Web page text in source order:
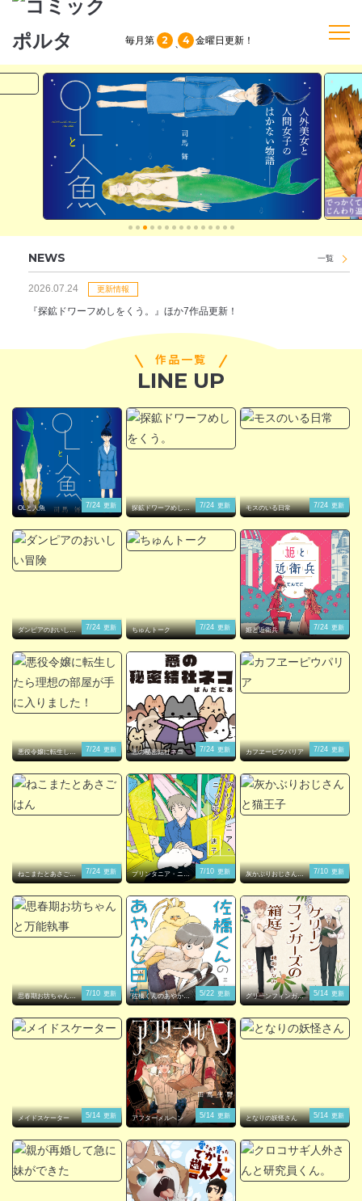
毎月第 2 4 金曜日 更新！
TOP
作品一覧
単行本
NEWS
お問い合わせ
NEWS
2026.07.24 更新情報
『探鉱ドワーフめしをくう。』ほか7作品更新！
一覧
作品一覧
LINE UP
OLと人魚 7/24 更新
探鉱ドワーフめしを
くう。
7/24 更新 モスのいる日常 7/24 更新
ダンピアのおいしい
冒険
7/24 更新 ちゅんトーク 7/24 更新 姫と近衛兵 7/24 更新
悪役令嬢に転生した
ら理想の部屋が手に
7/24 更新 悪の秘密結社ネコ 7/24 更新 カフヱーピウパリア 7/24 更新
ねこまたとあさごは
ん
7/24 更新
プリンタニア・ニッ
ポン
7/10 更新
灰かぶりおじさんと
猫王子
7/10 更新
思春期お坊ちゃんと
万能執事
7/10 更新
佐橋くんのあやかし
日和
5/22 更新
グリーンフィンガー
ズの箱庭
5/14 更新
メイドスケーター 5/14 更新 アフターメルヘン 5/14 更新 となりの妖怪さん 5/14 更新